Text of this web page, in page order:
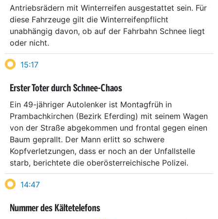
Antriebsrädern mit Winterreifen ausgestattet sein. Für
diese Fahrzeuge gilt die Winterreifenpflicht
unabhängig davon, ob auf der Fahrbahn Schnee liegt
oder nicht.
15:17
Erster Toter durch Schnee-Chaos
Ein 49-jähriger Autolenker ist Montagfrüh in
Prambachkirchen (Bezirk Eferding) mit seinem Wagen
von der Straße abgekommen und frontal gegen einen
Baum geprallt. Der Mann erlitt so schwere
Kopfverletzungen, dass er noch an der Unfallstelle
starb, berichtete die oberösterreichische Polizei.
14:47
Nummer des Kältetelefons